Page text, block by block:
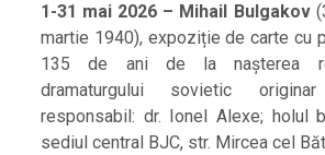
1-31 mai 2026 – Mihail Bulgakov
martie 1940), expoziție de carte cu
135 de ani de la nașterea
dramaturgului sovietic
responsabil: dr. Ionel Alexe; holul
sediul central BJC, str. Mircea cel